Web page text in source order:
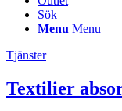
Sök
Menu Menu
Tjänster
Textilier